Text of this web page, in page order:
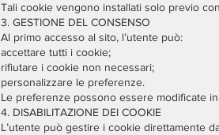
Tali cookie vengono installati solo previo
3. GESTIONE DEL CONSENSO
Al primo accesso al sito, l’utente può:
accettare tutti i cookie;
rifiutare i cookie non necessari;
personalizzare le preferenze.
Le preferenze possono essere modificate
4. DISABILITAZIONE DEI COOKIE
L’utente può gestire i cookie direttamente